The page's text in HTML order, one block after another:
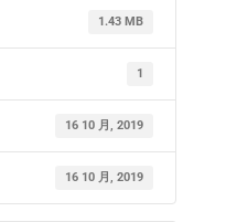
1.43 MB
1
16 10 月, 2019
16 10 月, 2019